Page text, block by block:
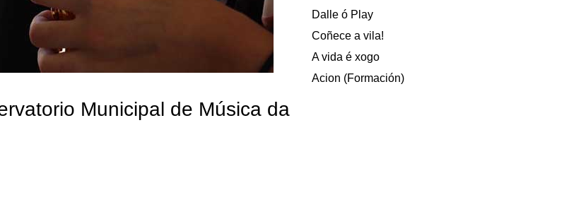
Municipal de Música da
Dalle ó Play
Coñece a vila!
A vida é xogo
Acion (Formación)